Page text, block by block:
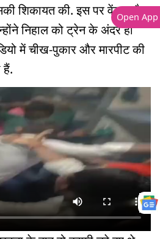
शिकायत की. इस पर वेंडर और
निहाल को ट्रेन के अंदर ही
में चीख-पुकार और मारपीट की
हैं.
Open App